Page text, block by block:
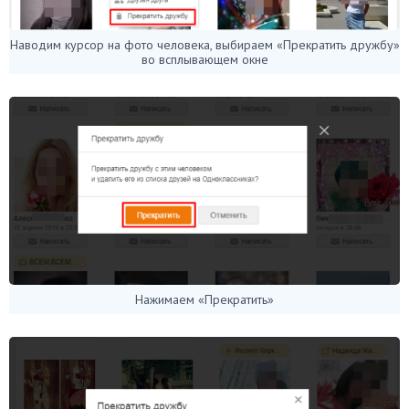
Наводим курсор на фото человека, выбираем «Прекратить дружбу»
во всплывающем окне
Нажимаем «Прекратить»